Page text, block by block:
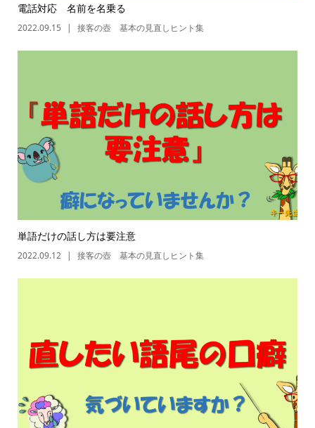
電話対応 名前を名乗る
2022.09.15 接客の壺 基本の見直しヒント集
単語だけの話し方は要注意
2022.09.12 接客の壺 基本の見直しヒント集